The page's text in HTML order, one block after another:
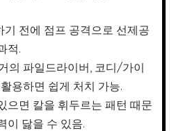
기 전에 점프 공격으로 선제공
적.
의 파일드라이버, 코디/가이
용하면 쉽게 처치 가능.
으면 칼을 휘두르는 패턴 때문
이 닳을 수 있음.